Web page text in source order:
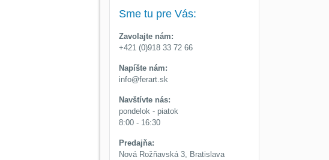
Sme tu pre Vás:
Zavolajte nám:
+421 (0)918 33 72 66
Napíšte nám:
info@ferart.sk
Navštívte nás:
pondelok - piatok
8:00 - 16:30
Predajňa:
Nová Rožňavská 3, Bratislava